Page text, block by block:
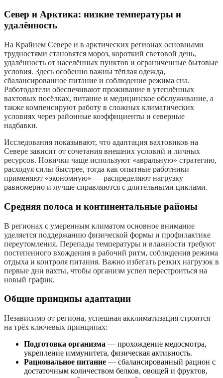
Север и Арктика: низкие температуры и
удалённость
На Крайнем Севере и в арктических регионах основными
трудностями становятся мороз, короткий световой день,
удалённость от населённых пунктов и ограниченные бытовые
условия. Здесь особенно важны тёплая одежда,
сбалансированное питание и соблюдение режима сна.
Работодатели обеспечивают проживание в утеплённых
вахтовых посёлках, питание и медицинское обслуживание, а
также компенсируют работу в сложных климатических
условиях через районные коэффициенты и северные
надбавки.
Исследования показывают, что адаптация вахтовиков на
Севере зависит от сочетания внешних условий и личных
ресурсов. Новички чаще используют «авральную» стратегию,
расходуя силы быстрее, тогда как опытные работники
применяют «экономную» — распределяют нагрузку
равномерно и лучше справляются с длительными циклами.
Средняя полоса и континентальные районы
В регионах с умеренным климатом основное внимание
уделяется поддержанию физической формы и профилактике
переутомления. Перепады температуры и влажности требуют
постепенного вхождения в рабочий ритм, соблюдения режима
отдыха и контроля питания. Важно избегать резких нагрузок в
первые дни вахты, чтобы организм успел перестроиться на
новый график.
Общие принципы адаптации
Независимо от региона, успешная акклиматизация строится
на трёх ключевых принципах:
Подготовка организма — прохождение медосмотра,
укрепление иммунитета, физическая активность.
Рациональное питание — сбалансированный рацион с
достаточным количеством белков, овощей и фруктов,